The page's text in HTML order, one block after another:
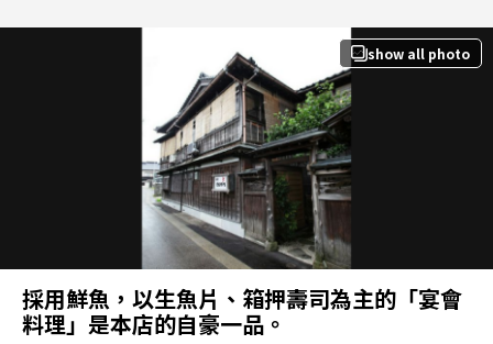
show all photo
採用鮮魚，以生魚片、箱押壽司為主的「宴會
料理」是本店的自豪一品。